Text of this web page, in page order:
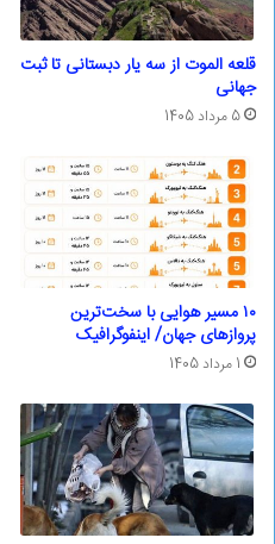
قلعه الموت از سه یار دبستانی تا ثبت
جهانی
5 مرداد 1405
۱۰ مسیر هوایی با سخت‌ترین
پروازهای جهان/ اینفوگرافیک
1 مرداد 1405